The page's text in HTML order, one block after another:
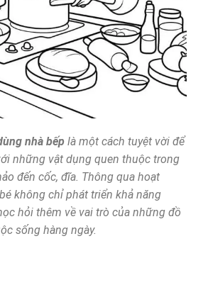
nhà bếplà một cách tuyệt vời để
những vật dụng quen thuộc trong
đến cốc, đĩa. Thông qua hoạt
không chỉ phát triển khả năng
hỏi thêm về vai trò của những đồ
sống hàng ngày.